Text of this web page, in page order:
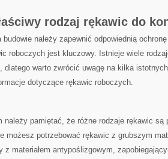
⁣rodzaj rękawic do
należy ‌zapewnić ⁤odpowiednią
roboczych jest ‌kluczowy. Istnieje⁢ wiele
dlatego warto zwrócić ⁤uwagę na kilka
dotyczące rękawic roboczych.
należy pamiętać, że różne rodzaje rękawic ⁤są
możesz potrzebować rękawic ⁤z grubszym
z ⁢materiałem antypoślizgowym,